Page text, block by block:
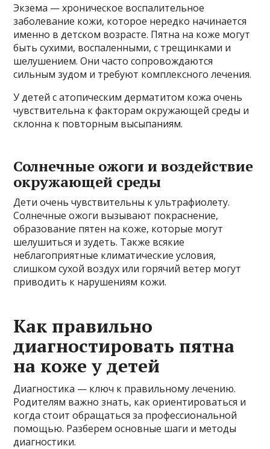
Экзема — хроническое воспалительное
заболевание кожи, которое нередко начинается
именно в детском возрасте. Пятна на коже могут
быть сухими, воспаленными, с трещинками и
шелушением. Они часто сопровождаются
сильным зудом и требуют комплексного лечения.
У детей с атопическим дерматитом кожа очень
чувствительна к факторам окружающей среды и
склонна к повторным высыпаниям.
Солнечные ожоги и воздействие
окружающей среды
Дети очень чувствительны к ультрафиолету.
Солнечные ожоги вызывают покраснение,
образование пятен на коже, которые могут
шелушиться и зудеть. Также всякие
неблагоприятные климатические условия,
слишком сухой воздух или горячий ветер могут
приводить к нарушениям кожи.
Как правильно
диагностировать пятна
на коже у детей
Диагностика — ключ к правильному лечению.
Родителям важно знать, как ориентироваться и
когда стоит обращаться за профессиональной
помощью. Разберем основные шаги и методы
диагностики.